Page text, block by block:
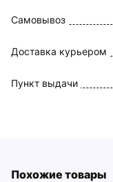
Самовывоз
Доставка курьером
Пункт выдачи
Похожие товары